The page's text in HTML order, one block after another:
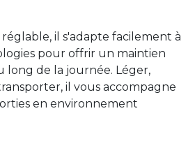
réglable, il s'adapte facilement à
pour offrir un maintien
de la journée. Léger,
il vous accompagne
en environnement